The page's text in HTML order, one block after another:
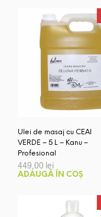
99,00 lei.
Ulei de masaj cu CEAI
VERDE – 5 L – Kanu –
Profesional
449,00 lei
ADAUGĂ ÎN COȘ